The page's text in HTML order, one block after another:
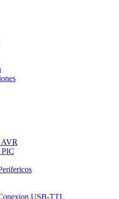
AVR
USB-TTL